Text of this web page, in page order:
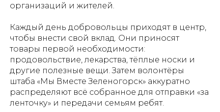
организаций и жителей.
Каждый день добровольцы приходят в центр,
чтобы внести свой вклад. Они приносят
товары первой необходимости:
продовольствие, лекарства, тёплые носки и
другие полезные вещи. Затем волонтёры
штаба «Мы Вместе Зеленогорск» аккуратно
распределяют всё собранное для отправки «за
ленточку» и передачи семьям ребят.